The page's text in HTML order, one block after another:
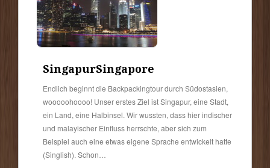
SingapurSingapore
Endlich beginnt die Backpackingtour durch Südostasien,
wooooohoooo! Unser erstes Ziel ist Singapur, eine Stadt,
ein Land, eine Halbinsel. Wir wussten, dass hier indischer
und malayischer Einfluss herrschte, aber sich zum
Beispiel auch eine etwas eigene Sprache entwickelt hatte
(Singlish). Schon…